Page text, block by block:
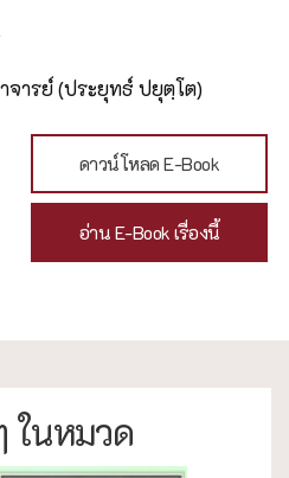
จารย์ (ประยุทธ์ ปยุตฺโต)
ดาวน์โหลด E-Book
อ่าน E-Book เรื่องนี้
ในหมวด